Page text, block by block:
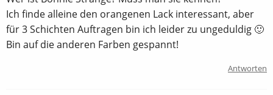
Ich finde alleine den orangenen Lack interessant, aber
für 3 Schichten Auftragen bin ich leider zu ungeduldig 🙂
Bin auf die anderen Farben gespannt!
Antworten